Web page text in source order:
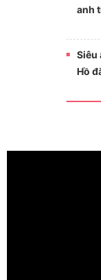
anh
Siêu
Hồ